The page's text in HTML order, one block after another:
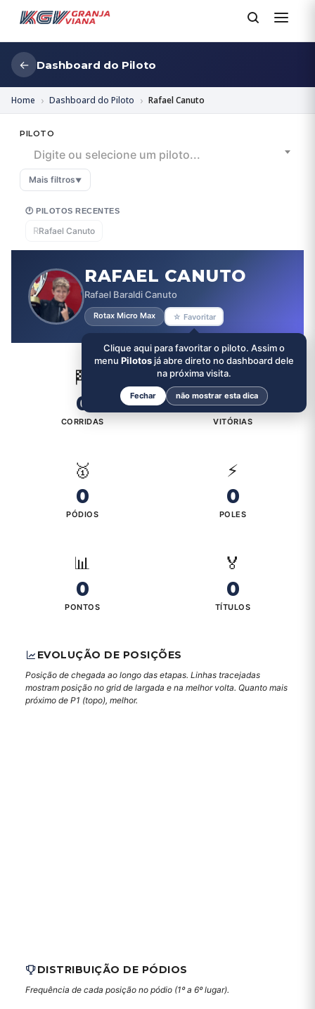
← Dashboard do Piloto
Home Dashboard do Piloto Rafael Canuto
PILOTO
Digite ou selecione um piloto...
Mais filtros▼
🕐 PILOTOS RECENTES
RRafael Canuto
RAFAEL CANUTO
Rafael Baraldi Canuto
Rotax Micro Max ☆ Favoritar
🏁
0
CORRIDAS
🏆
0
VITÓRIAS
🥇
0
PÓDIOS
⚡
0
POLES
📊
0
PONTOS
🏅
0
TÍTULOS
EVOLUÇÃO DE POSIÇÕES
Posição de chegada ao longo das etapas. Linhas tracejadas
mostram posição no grid de largada e na melhor volta. Quanto mais
próximo de P1 (topo), melhor.
DISTRIBUIÇÃO DE PÓDIOS
Frequência de cada posição no pódio (1º a 6º lugar).
Clique aqui para favoritar o piloto. Assim o
menu Pilotos já abre direto no dashboard dele
na próxima visita.
Fechar não mostrar esta dica